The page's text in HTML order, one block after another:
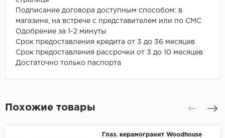
Подписание договора доступным способом: в
магазине, на встрече с представителем или по СМС
Одобрение за 1-2 минуты
Срок предоставления кредита от 3 до 36 месяцев
Срок предоставления рассрочки от 3 до 10 месяцев
Достаточно только паспорта
Похожие товары
Глаз. керамогранит Woodhouse